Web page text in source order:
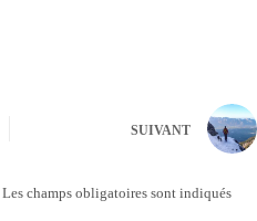
SUIVANT
Les champs obligatoires sont indiqués